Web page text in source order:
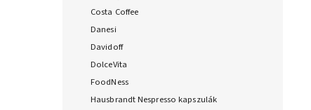
Costa Coffee
Danesi
Davidoff
DolceVita
FoodNess
Hausbrandt Nespresso kapszulák